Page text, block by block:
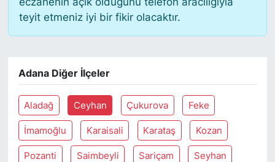
teyit etmeniz iyi bir fikir olacaktır.
Adana Diğer İlçeler
Aladağ Ceyhan Çukurova Feke
İmamoğlu Karaisali Karataş Kozan
Pozanti Saimbeyli Sariçam Seyhan
SİYASET
SPOR
TEKNOLOJİ
TÜRKİYE VE DÜNYA GÜNDEMİ